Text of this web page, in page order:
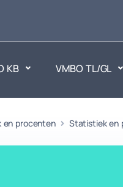
KB VMBO TL/GL
procenten Statistiek en